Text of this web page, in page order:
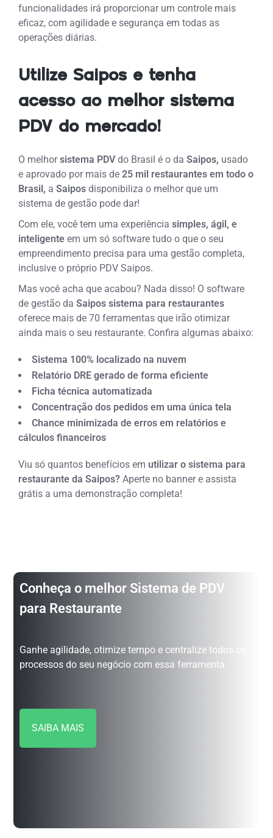
funcionalidades irá proporcionar um controle mais
eficaz, com agilidade e segurança em todas as
operações diárias.
Utilize Saipos e tenha
acesso ao melhor sistema
PDV do mercado!
O melhorsistema PDV do Brasil é o daSaipos, usado
e aprovado por mais de25 mil restaurantes em todo o
Brasil, aSaipos disponibiliza o melhor que um
sistema de gestão pode dar!
Com ele, você tem umaexperiênciasimples, ágil, e
inteligente em um só software tudo o que o seu
empreendimento precisa para uma gestão completa,
inclusive o próprio PDV Saipos.
Mas você acha que acabou? Nada disso! O software
de gestão daSaipos sistema para restaurantes
oferece mais de 70 ferramentas que irão otimizar
ainda mais o seu restaurante. Confira algumas abaixo:
Sistema 100% localizado na nuvem
Relatório DRE gerado de forma eficiente
Ficha técnica automatizada
Concentração dos pedidos em uma única tela
Chance minimizada de erros em relatórios e
cálculos financeiros
Viu só quantos benefícios em utilizar o sistema para
restaurante da Saipos? Aperte no banner e assista
grátis a uma demonstração completa!
Conheça o melhor Sistema de PDV
para Restaurante
Ganhe agilidade, otimize tempo e centralize todos os
processos do seu negócio com essa ferramenta
SAIBA MAIS